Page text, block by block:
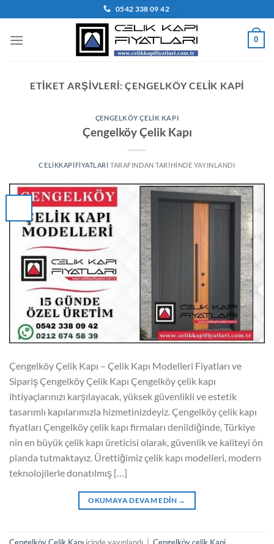
atla
0542 338 09 42
0
ETIKET ARŞIVLERI:ÇENGELKÖY CELIK KAPI
ÇENGELKÖY ÇELIK KAPI
Çengelköy Çelik Kapı
CELIKKAPIFIYATLARI TARAFINDAN TARIHINDE YAYINLANDI
Çengelköy Çelik Kapı – Çelik Kapı Modelleri Fiyatları ve
Sipariş Çengelköy Çelik Kapı Çengelköy çelik kapı
ihtiyaçlarınızı karşılayacak, yüksek güvenlikli ve estetik
tasarımlı kapılarımızla hizmetinizdeyiz. Çengelköy çelik kapı
fiyatları Çengelköy çelik kapı firmaları denildiğinde, Türkiye
nin en büyük çelik kapı üreticisi olarak, güvenlik ve kaliteyi ön
planda tutmaktayız. Ürettiğimiz çelik kapı modelleri, modern
teknolojilerle donatılmış […]
OKUMAYA DEVAM EDIN →